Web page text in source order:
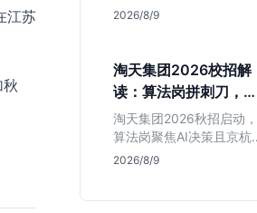
江苏
本次招聘门槛明确，仅限
的头部团队，该岗位提供
独立发稿机会与高含金量
行业背书，但转正名额紧
缩，适合追求深度报道的
垂直领域人才。
2026/8/9
淘天集团2026校招解
读：算法岗拼刺刀，运
营岗限杭州，这两类人
慎投
淘天集团2026秋招启动，
算法岗聚焦AI决策且京杭
双城开放，运营岗仅限杭
2026/8/9